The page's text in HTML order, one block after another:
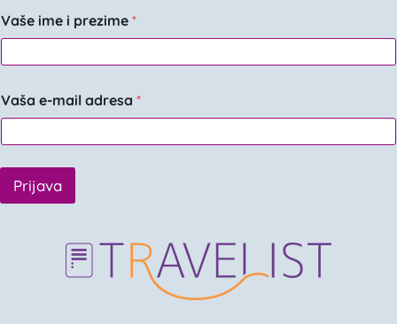
Vaše ime i prezime *
Vaša e-mail adresa *
Prijava